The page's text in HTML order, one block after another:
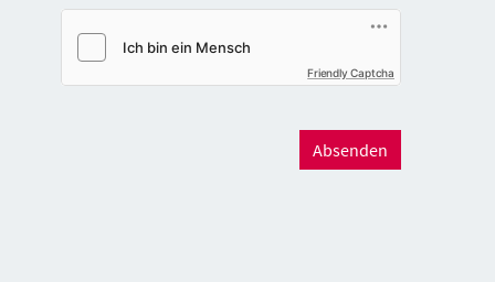
Friendly Captcha
Absenden